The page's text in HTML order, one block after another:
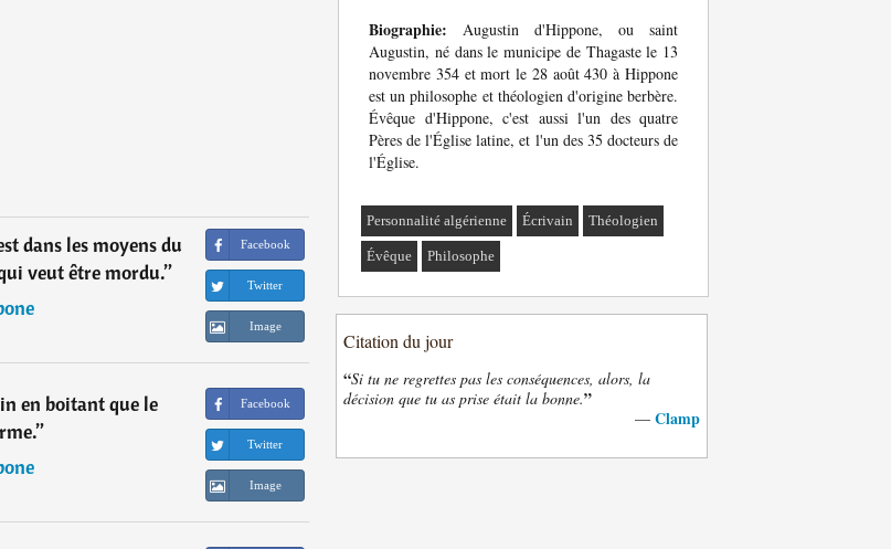
dans les moyens du
veut être mordu.”
Facebook
Twitter
Image
en boitant que le
”
Facebook
Twitter
Image
Biographie: Augustin d'Hippone, ou saint
Augustin, né dans le municipe de Thagaste le 13
novembre 354 et mort le 28 août 430 à Hippone
est un philosophe et théologien d'origine berbère.
Évêque d'Hippone, c'est aussi l'un des quatre
Pères de l'Église latine, et l'un des 35 docteurs de
l'Église.
Personnalité algérienne Écrivain Théologien
Évêque Philosophe
Citation du jour
“Si tu ne regrettes pas les conséquences, alors, la
décision que tu as prise était la bonne.”
— Clamp